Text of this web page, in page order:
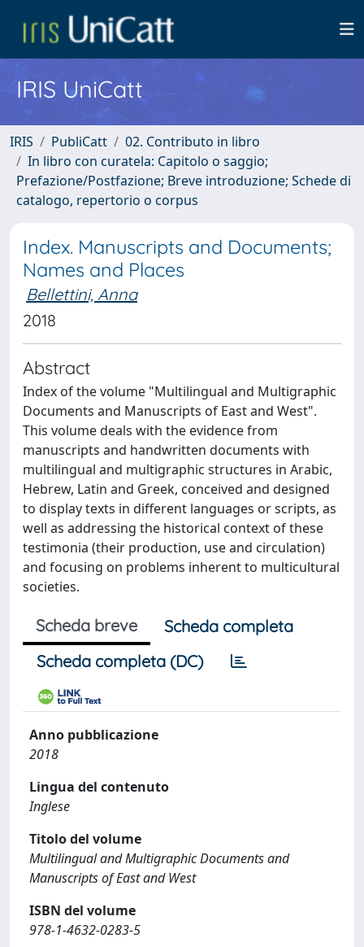
IRIS UniCatt
IRIS PubliCatt
02. Contributo in libro
In libro con curatela: Capitolo o saggio;
Prefazione/Postfazione; Breve introduzione; Schede di
catalogo, repertorio o corpus
Index. Manuscripts and Documents;
Names and Places
Bellettini, Anna
2018
Abstract
Index of the volume "Multilingual and Multigraphic
Documents and Manuscripts of East and West".
This volume deals with the evidence from
manuscripts and handwritten documents with
multilingual and multigraphic structures in Arabic,
Hebrew, Latin and Greek, conceived and designed
to display texts in different languages or scripts, as
well as addressing the historical context of these
testimonia (their production, use and circulation)
and focusing on problems inherent to multicultural
societies.
Scheda breve
Scheda completa
Scheda completa (DC)
Anno pubblicazione
2018
Lingua del contenuto
Inglese
Titolo del volume
Multilingual and Multigraphic Documents and
Manuscripts of East and West
ISBN del volume
978-1-4632-0283-5